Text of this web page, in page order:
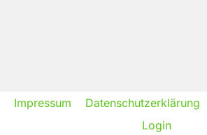
Impressum Datenschutzerklärung
Login